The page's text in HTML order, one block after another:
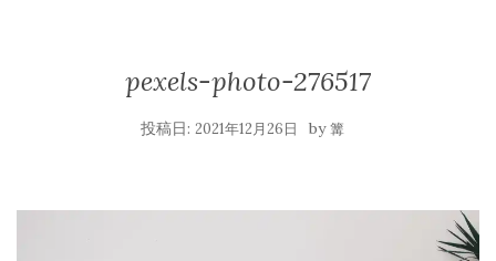
pexels-photo-276517
投稿日: 2021年12月26日 by篝